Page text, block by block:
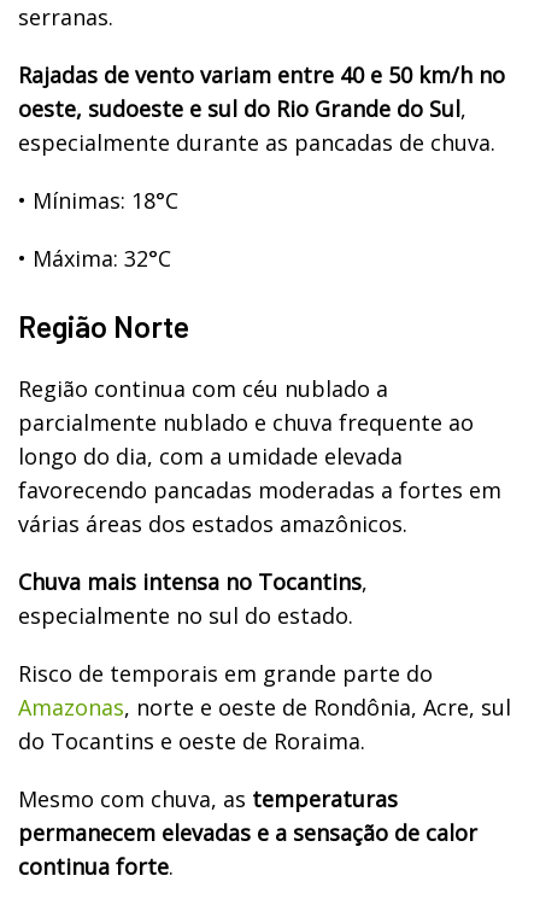
serranas.
Rajadas de vento variam entre 40 e 50 km/h no
oeste, sudoeste e sul do Rio Grande do Sul,
especialmente durante as pancadas de chuva.
• Mínimas: 18°C
• Máxima: 32°C
Região Norte
Região continua com céu nublado a
parcialmente nublado e chuva frequente ao
longo do dia, com a umidade elevada
favorecendo pancadas moderadas a fortes em
várias áreas dos estados amazônicos.
Chuva mais intensa no Tocantins,
especialmente no sul do estado.
Risco de temporais em grande parte do
Amazonas, norte e oeste de Rondônia, Acre, sul
do Tocantins e oeste de Roraima.
Mesmo com chuva, as temperaturas
permanecem elevadas e a sensação de calor
continua forte.